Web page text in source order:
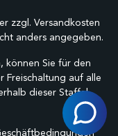
zzgl. Versandkosten
anders angegeben.
können Sie für den
Freischaltung auf alle
dieser Staffel